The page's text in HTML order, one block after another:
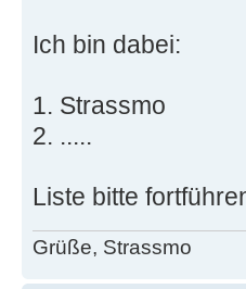
Ich bin dabei:
1. Strassmo
2. .....
Liste bitte
Grüße, Strassmo